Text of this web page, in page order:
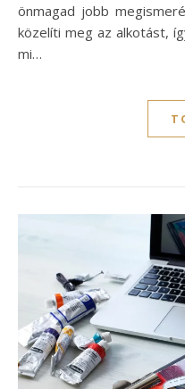
önmagad jobb
közelíti meg az alkotást,
mi…